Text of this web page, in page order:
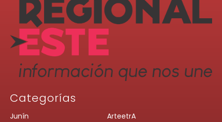
Categorías
Junín
ArteetrA